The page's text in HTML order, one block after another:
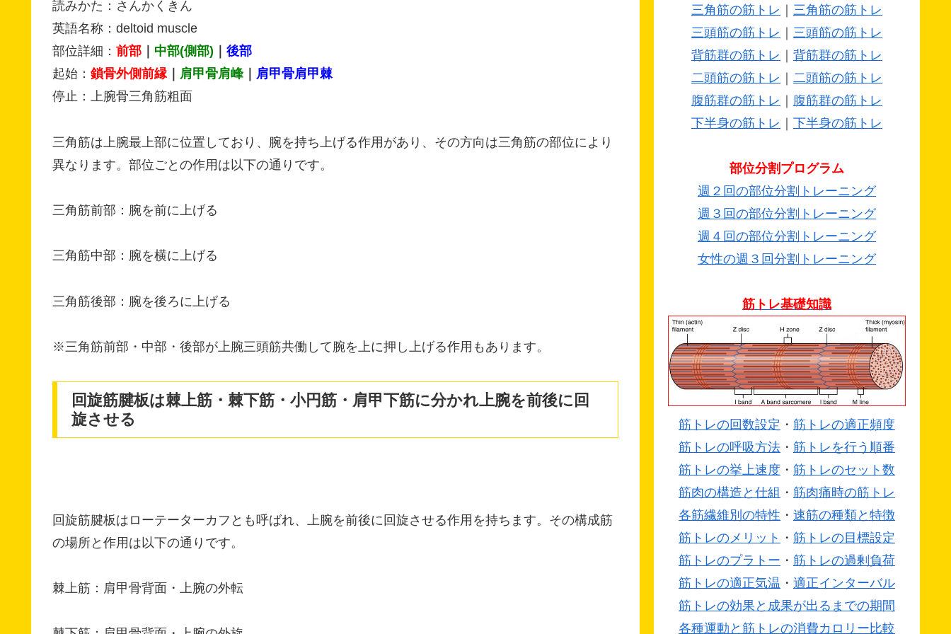
読みかた：さんかくきん
英語名称：deltoid muscle
部位詳細： 前部 中部(側部)
後部
起始： 鎖骨外側前縁｜ 肩甲骨肩峰
肩甲骨肩甲棘
停止：上腕骨三角筋粗面
三角筋は上腕最上部に位置しており、腕を持ち上げる作用があり、その方向は三角筋の部位により
異なります。部位ごとの作用は以下の通りです。
三角筋前部：腕を前に上げる
三角筋中部：腕を横に上げる
三角筋後部：腕を後ろに上げる
※三角筋前部・中部・後部が上腕三頭筋共働して腕を上に押し上げる作用もあります。
回旋筋腱板は棘上筋・棘下筋・小円筋・肩甲下筋に分かれ上腕を前後に回
旋させる
回旋筋腱板はローテーターカフとも呼ばれ、上腕を前後に回旋させる作用を持ちます。その構成筋
の場所と作用は以下の通りです。
棘上筋：肩甲骨背面・上腕の外転
三角筋の筋トレ ｜ 三角筋の筋トレ
三頭筋の筋トレ ｜ 三頭筋の筋トレ
背筋群の筋トレ ｜ 背筋群の筋トレ
二頭筋の筋トレ ｜ 二頭筋の筋トレ
腹筋群の筋トレ ｜ 腹筋群の筋トレ
下半身の筋トレ ｜ 下半身の筋トレ
部位分割プログラム
週２回の部位分割トレーニング
週３回の部位分割トレーニング
週４回の部位分割トレーニング
女性の週３回分割トレーニング
筋トレ基礎知識
筋トレの回数設定 ・ 筋トレの適正頻度
筋トレの呼吸方法 ・ 筋トレを行う順番
筋トレの挙上速度 ・ 筋トレのセット数
筋肉の構造と仕組 ・ 筋肉痛時の筋トレ
各筋繊維別の特性 ・ 速筋の種類と特徴
筋トレのメリット ・ 筋トレの目標設定
筋トレのプラトー ・ 筋トレの過剰負荷
筋トレの適正気温 ・ 適正インターバル
筋トレの効果と成果が出るまでの期間
各種運動と筋トレの消費カロリー比較